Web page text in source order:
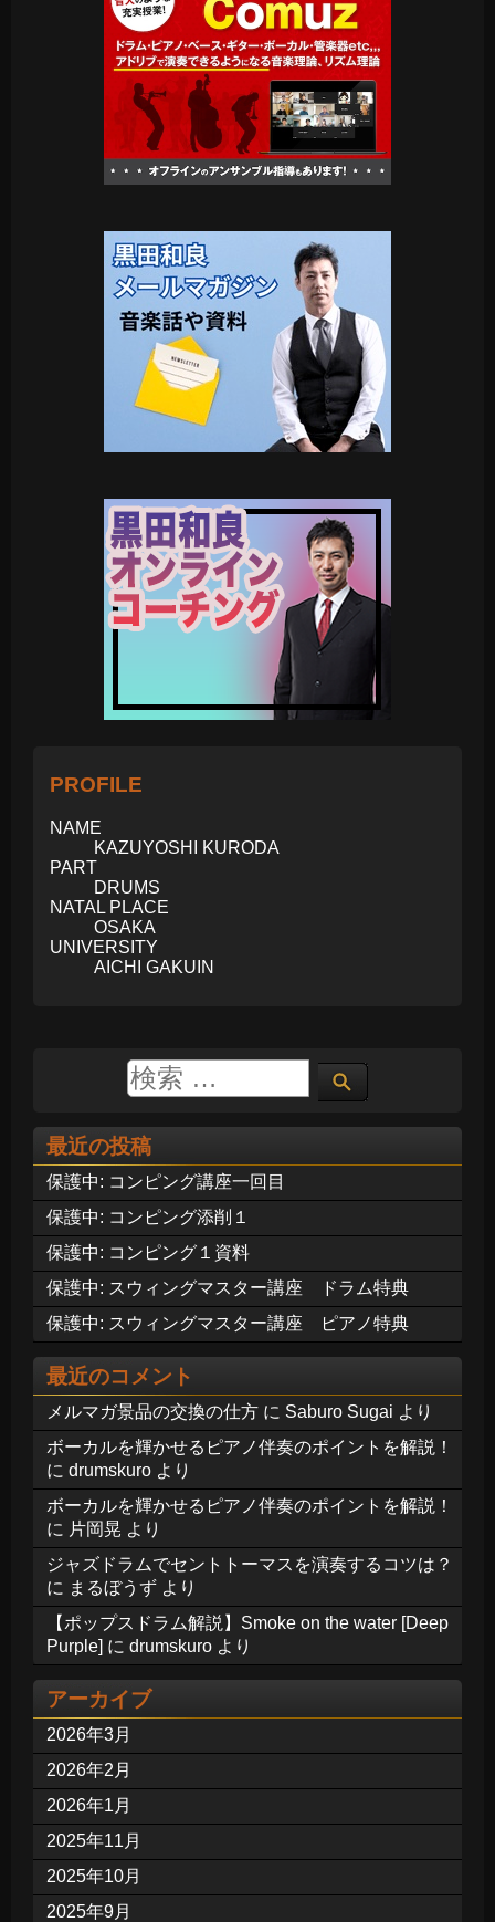
PROFILE
NAME
KAZUYOSHI KURODA
PART
DRUMS
NATAL PLACE
OSAKA
UNIVERSITY
AICHI GAKUIN
最近の投稿
保護中: コンピング講座一回目
保護中: コンピング添削１
保護中: コンピング１資料
保護中: スウィングマスター講座 ドラム特典
保護中: スウィングマスター講座 ピアノ特典
最近のコメント
メルマガ景品の交換の仕方 に Saburo Sugai より
ボーカルを輝かせるピアノ伴奏のポイントを解説！
に drumskuro より
ボーカルを輝かせるピアノ伴奏のポイントを解説！
に 片岡晃 より
ジャズドラムでセントトーマスを演奏するコツは？
に まるぼうず より
【ポップスドラム解説】Smoke on the water [Deep
Purple] に drumskuro より
アーカイブ
2026年3月
2026年2月
2026年1月
2025年11月
2025年10月
2025年9月